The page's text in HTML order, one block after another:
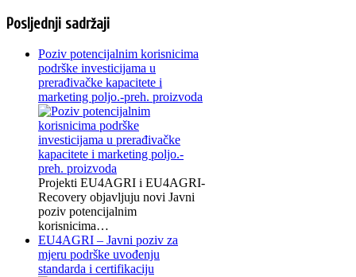
Posljednji sadržaji
Poziv potencijalnim korisnicima
podrške investicijama u
prerađivačke kapacitete i
marketing poljo.-preh. proizvoda
Projekti EU4AGRI i EU4AGRI-
Recovery objavljuju novi Javni
poziv potencijalnim
korisnicima…
EU4AGRI – Javni poziv za
mjeru podrške uvođenju
standarda i certifikaciju